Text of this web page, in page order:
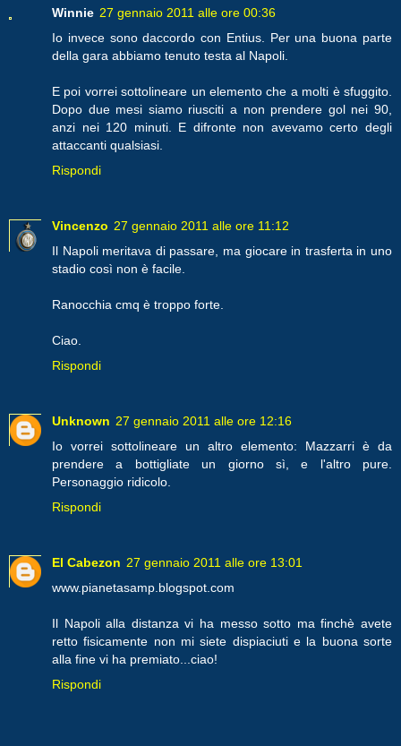
Winnie 27 gennaio 2011 alle ore 00:36
Io invece sono daccordo con Entius. Per una buona parte
della gara abbiamo tenuto testa al Napoli.
E poi vorrei sottolineare un elemento che a molti è sfuggito.
Dopo due mesi siamo riusciti a non prendere gol nei 90,
anzi nei 120 minuti. E difronte non avevamo certo degli
attaccanti qualsiasi.
Rispondi
Vincenzo 27 gennaio 2011 alle ore 11:12
Il Napoli meritava di passare, ma giocare in trasferta in uno
stadio così non è facile.
Ranocchia cmq è troppo forte.
Ciao.
Rispondi
Unknown 27 gennaio 2011 alle ore 12:16
Io vorrei sottolineare un altro elemento: Mazzarri è da
prendere a bottigliate un giorno sì, e l'altro pure.
Personaggio ridicolo.
Rispondi
El Cabezon 27 gennaio 2011 alle ore 13:01
www.pianetasamp.blogspot.com
Il Napoli alla distanza vi ha messo sotto ma finchè avete
retto fisicamente non mi siete dispiaciuti e la buona sorte
alla fine vi ha premiato...ciao!
Rispondi